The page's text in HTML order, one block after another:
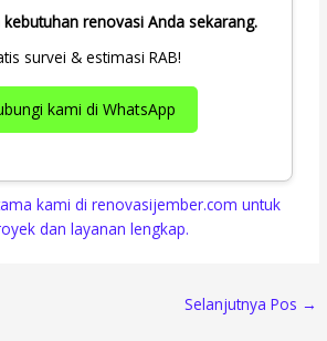
renovasi Anda sekarang.
survei & estimasi RAB!
kami di WhatsApp
kami di renovasijember.com untuk
dan layanan lengkap.
Selanjutnya Pos →